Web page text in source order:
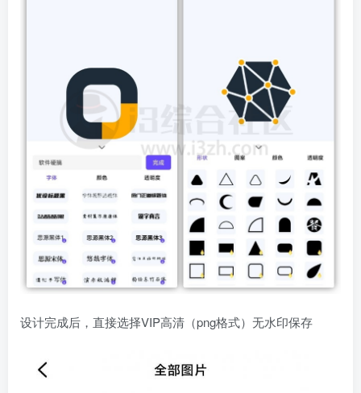
设计完成后，直接选择VIP高清（png格式）无水印保存